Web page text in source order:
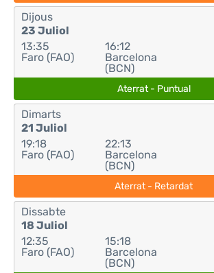
Dijous
23 Juliol
13:35
Faro (FAO)
16:12
Barcelona
(BCN)
Aterrat - Puntual
Dimarts
21 Juliol
19:18
Faro (FAO)
22:13
Barcelona
(BCN)
Aterrat - Retardat
Dissabte
18 Juliol
12:35
Faro (FAO)
15:18
Barcelona
(BCN)